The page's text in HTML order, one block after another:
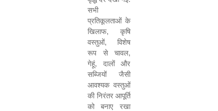
सभी
प्रतिकूलताओं के
खिलाफ, कृषि
वस्तुओं, विशेष
रूप से चावल,
गेहूं, दालों और
सब्जियों जैसी
आवश्यक वस्तुओं
की निरंतर आपूर्ति
को बनाए रखा